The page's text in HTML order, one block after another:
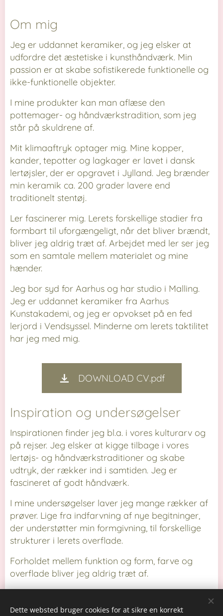
Om mig
Jeg er uddannet keramiker, og jeg elsker at
udfordre det æstetiske i kunsthåndværk. Min
passion er at skabe sofistikerede funktionelle og
ikke-funktionelle objekter.
I mine produkter kan man aflæse den
pottemager- og håndværkstradition, som jeg
står på skuldrene af.
Mit klimaaftryk optager mig. Mine kopper,
kander, tepotter og lagkager er lavet i dansk
lertøjsler, der er opgravet i Jylland. Jeg brænder
min keramik ca. 200 grader lavere end
traditionelt stentøj.
Ler fascinerer mig. Lerets forskellige stadier fra
formbart til uforgængeligt, når det bliver brændt,
bliver jeg aldrig træt af. Arbejdet med ler ser jeg
som en samtale mellem materialet og mine
hænder.
Jeg bor syd for Aarhus og har studio i Malling.
Jeg er uddannet keramiker fra Aarhus
Kunstakademi, og jeg er opvokset på en fed
lerjord i Vendsyssel. Minderne om lerets taktilitet
har jeg med mig.
DOWNLOAD CV.pdf
Inspiration og undersøgelser
Inspirationen finder jeg bl.a. i vores kulturarv og
på rejser. Jeg elsker at kigge tilbage i vores
lertøjs- og håndværkstraditioner og skabe
udtryk, der rækker ind i samtiden. Jeg er
fascineret af godt håndværk.
I mine undersøgelser laver jeg mange rækker af
prøver. Lige fra indfarvning af nye begitninger,
der understøtter min formgivning, til forskellige
strukturer i lerets overflade.
Forholdet mellem funktion og form, farve og
overflade bliver jeg aldrig træt af.
Dette websted bruger cookies for at sikre en korrekt